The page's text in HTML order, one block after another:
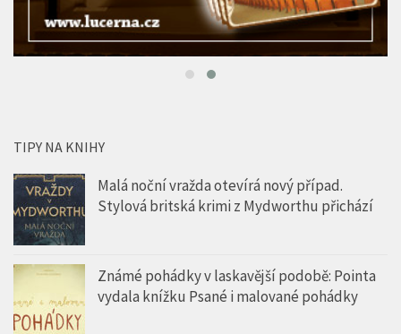
TIPY NA KNIHY
Malá noční vražda otevírá nový případ.
Stylová britská krimi z Mydworthu přichází
Známé pohádky v laskavější podobě: Pointa
vydala knížku Psané i malované pohádky